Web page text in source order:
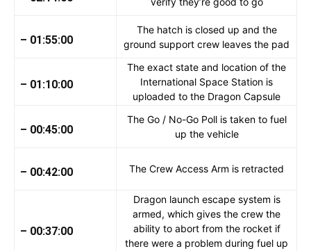
– 01:55:00
The hatch is closed up and the
ground support crew leaves the pad
– 01:10:00
The exact state and location of the
International Space Station is
uploaded to the Dragon Capsule
– 00:45:00
The Go / No-Go Poll is taken to fuel
up the vehicle
– 00:42:00 The Crew Access Arm is retracted
– 00:37:00
Dragon launch escape system is
armed, which gives the crew the
ability to abort from the rocket if
there were a problem during fuel up